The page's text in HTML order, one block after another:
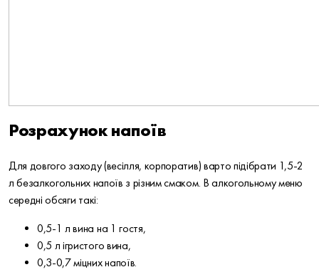
Розрахунок напоїв
Для довгого заходу (весілля, корпоратив) варто підібрати 1,5-2
л безалкогольних напоїв з різним смаком. В алкогольному меню
середні обсяги такі:
0,5-1 л вина на 1 гостя,
0,5 л ігристого вина,
0,3-0,7 міцних напоїв.